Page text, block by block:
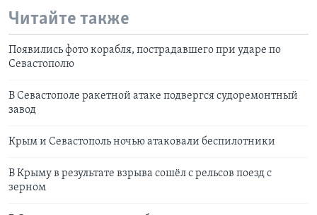
Читайте также
Появились фото корабля, пострадавшего при ударе по
Севастополю
В Севастополе ракетной атаке подвергся судоремонтный
завод
Крым и Севастополь ночью атаковали беспилотники
В Крыму в результате взрыва сошёл с рельсов поезд с
зерном